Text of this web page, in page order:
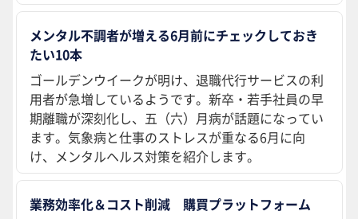
メンタル不調者が増える6月前にチェックしておき
たい10本
ゴールデンウイークが明け、退職代行サービスの利
用者が急増しているようです。新卒・若手社員の早
期離職が深刻化し、五（六）月病が話題になってい
ます。気象病と仕事のストレスが重なる6月に向
け、メンタルヘルス対策を紹介します。
業務効率化＆コスト削減 購買プラットフォーム